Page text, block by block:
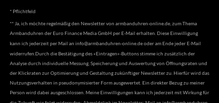
* Pflichtfeld
** Ja, ich möchte regelmäßig den Newsletter von armbanduhren-online.de, zum Thema
Armbanduhren der Euro Finance Media GmbH per E-Mail erhalten. Diese Einwilligung
kann ich jederzeit per Mail an info@armbanduhren-online.deoder am Ende jeder E-Mail
widerrufen.Durch die Bestätigung des «Eintragen»-Buttons stimme ich zusätzlich der
Analyse durch individuelle Messung, Speicherung und Auswertung von Öffnungsraten und
der Klickraten zur Optimierung und Gestaltung zukünftiger Newsletter zu. Hierfür wird das
Nutzungsverhalten in pseudonymisierter Form ausgewertet. Ein direkter Bezug zu meiner
Person wird dabei ausgeschlossen. Meine Einwilligungen kann ich jederzeit mit Wirkung für